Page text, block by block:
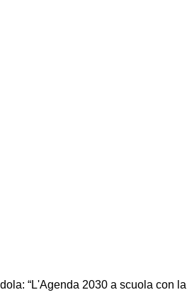
“L'Agenda 2030 a scuola con la